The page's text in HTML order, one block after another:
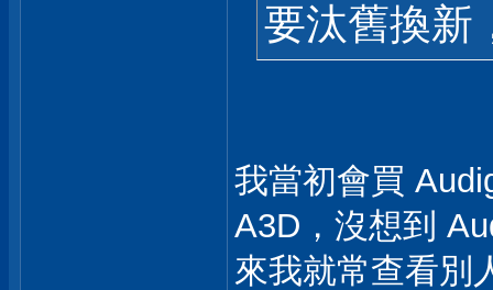
要汰舊換新
我當初會買
A3D，沒想到
來我就常查看別